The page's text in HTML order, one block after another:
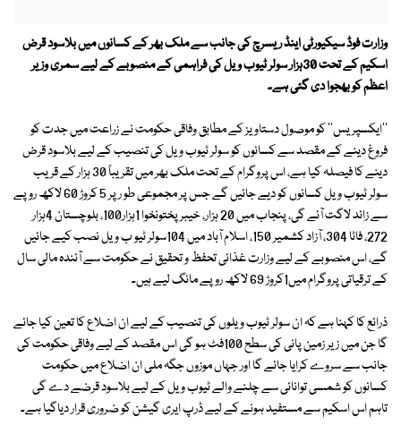
وزارت فوڈ سیکیورٹی اینڈ ریسرچ کی جانب سے ملک بھر کے کسانوں میں بلاسود قرض
اسکیم کے تحت 30ہزار سولر ٹیوب ویل کی فراہمی کے منصوبے کے لیے سمری وزیر
اعظم کو بھجوا دی گئی ہے۔
''ایکسپریس'' کو موصول دستاویز کے مطابق وفاقی حکومت نے زراعت میں جدت کو
فروغ دینے کے مقصد سے کسانوں کو سولر ٹیوب ویل کی تنصیب کے لیے بلاسود قرض
دینے کا فیصلہ کیا ہے، اس پروگرام کے تحت ملک بھر میں تقریباً 30 ہزار کے قریب
سولر ٹیوب ویل کسانوں کو دیے جائیں گے جس پر مجموعی طو ر پر 5 کروڑ 60 لاکھ روپے
سے زائد لاگت آئے گی، پنجاب میں 20 ہزار، خیبرپختونخوا 1ہزار100، بلوچستان 4ہزار
272، فاٹا 304، آزاد کشمیر 150، اسلام آباد میں 104سولر ٹیو ب ویل نصب کیے جائیں
گے، اس منصوبے کے لیے وزارت غذائی تحفظ و تحقیق نے حکومت سے آئندہ مالی سال
کے ترقیاتی پروگرام میں1کروڑ 69 لاکھ روپے مانگ لیے ہیں۔
ذرائع کا کہنا ہے کہ ان سولر ٹیوب ویلوں کی تنصیب کے لیے ان اضلاع کا تعین کیا جائے
گا جن میں زیر زمین پانی کی سطح 100فٹ ہو گی اس مقصد کے لیے وفاقی حکومت کی
جانب سے سروے کرایا جائے گا اور جہاں موزوں جگہ ملی ان اضلاع میں حکومت
کسانوں کو شمسی توانائی سے چلنے والے ٹیوب ویل کے لیے بلاسود قرضے دے گی
تاہم اس اسکیم سے مستفید ہونے کے لیے ڈرپ ایری گیشن کو ضروری قرار دیاگیا ہے۔